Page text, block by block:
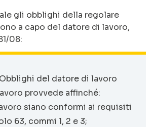
gli obblighi della regolare
a capo del datore di lavoro,
08:
del datore di lavoro
provvede affinché:
siano conformi ai requisiti
63, commi 1, 2 e 3;